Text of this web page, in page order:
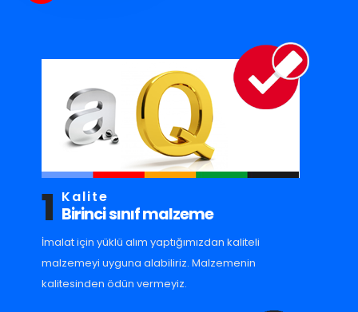
1 Kalite
Birinci sınıf malzeme
İmalat için yüklü alım yaptığımızdan kaliteli
malzemeyi uyguna alabiliriz. Malzemenin
kalitesinden ödün vermeyiz.